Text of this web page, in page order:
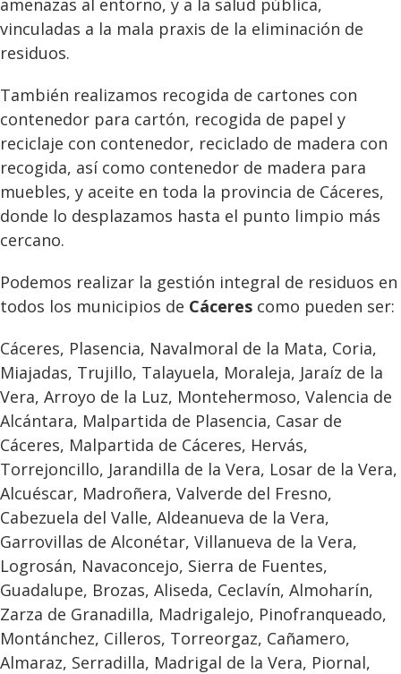
vinculadas a la mala praxis de la eliminación de
residuos.
También realizamos recogida de cartones con
contenedor para cartón, recogida de papel y
reciclaje con contenedor, reciclado de madera con
recogida, así como contenedor de madera para
muebles, y aceite en toda la provincia de Cáceres,
donde lo desplazamos hasta el punto limpio más
cercano.
Podemos realizar la gestión integral de residuos en
todos los municipios de Cáceres como pueden ser:
Cáceres, Plasencia, Navalmoral de la Mata, Coria,
Miajadas, Trujillo, Talayuela, Moraleja, Jaraíz de la
Vera, Arroyo de la Luz, Montehermoso, Valencia de
Alcántara, Malpartida de Plasencia, Casar de
Cáceres, Malpartida de Cáceres, Hervás,
Torrejoncillo, Jarandilla de la Vera, Losar de la Vera,
Alcuéscar, Madroñera, Valverde del Fresno,
Cabezuela del Valle, Aldeanueva de la Vera,
Garrovillas de Alconétar, Villanueva de la Vera,
Logrosán, Navaconcejo, Sierra de Fuentes,
Guadalupe, Brozas, Aliseda, Ceclavín, Almoharín,
Zarza de Granadilla, Madrigalejo, Pinofranqueado,
Montánchez, Cilleros, Torreorgaz, Cañamero,
Almaraz, Serradilla, Madrigal de la Vera, Piornal,